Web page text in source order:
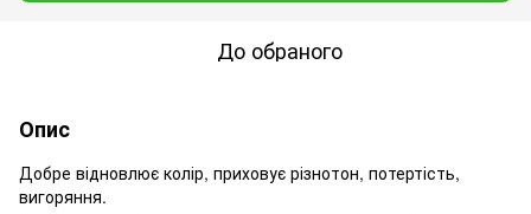
До обраного
Опис
Добре відновлює колір, приховує різнотон, потертість,
вигоряння.